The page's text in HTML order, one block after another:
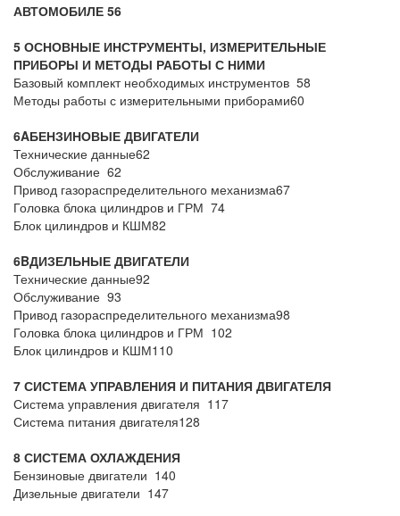
АВТОМОБИЛЕ 56
5 ОСНОВНЫЕ ИНСТРУМЕНТЫ, ИЗМЕРИТЕЛЬНЫЕ
ПРИБОРЫ И МЕТОДЫ РАБОТЫ С НИМИ
Базовый комплект необходимых инструментов 58
Методы работы с измерительными приборами60
6AБЕНЗИНОВЫЕ ДВИГАТЕЛИ
Технические данные62
Обслуживание 62
Привод газораспределительного механизма67
Головка блока цилиндров и ГРМ 74
Блок цилиндров и КШМ82
6BДИЗЕЛЬНЫЕ ДВИГАТЕЛИ
Технические данные92
Обслуживание 93
Привод газораспределительного механизма98
Головка блока цилиндров и ГРМ 102
Блок цилиндров и КШМ110
7 СИСТЕМА УПРАВЛЕНИЯ И ПИТАНИЯ ДВИГАТЕЛЯ
Система управления двигателя 117
Система питания двигателя128
8 СИСТЕМА ОХЛАЖДЕНИЯ
Бензиновые двигатели 140
Дизельные двигатели 147